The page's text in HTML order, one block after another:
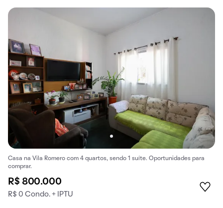
Casa na Vila Romero com 4 quartos, sendo 1 suíte. Oportunidades para
comprar.
R$ 800.000
R$ 0 Condo. + IPTU